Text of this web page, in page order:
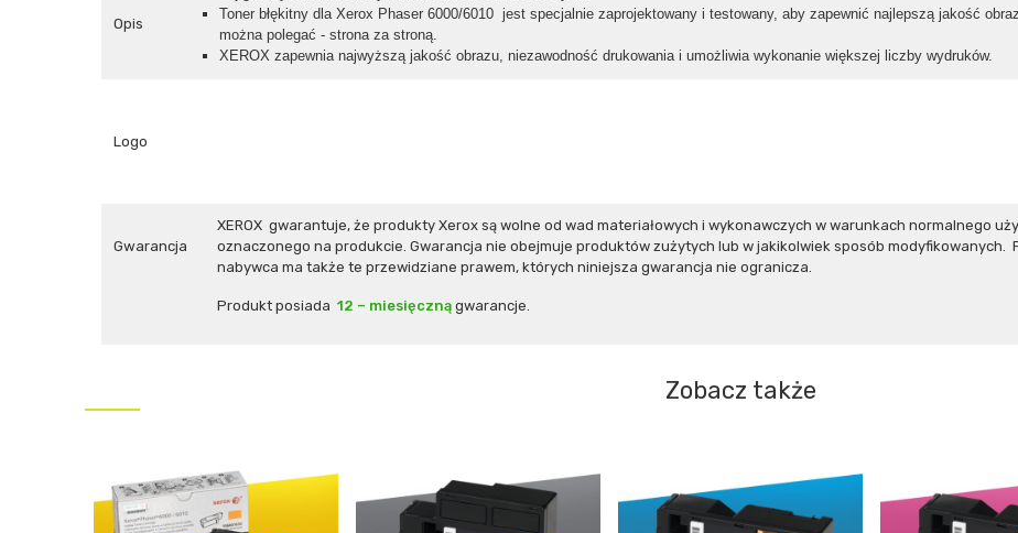
Opis
Toner błękitny dla Xerox Phaser 6000/6010 jest specjalnie zaprojektowany i testowany, aby zapewnić najlepszą jakość
można polegać - strona za stroną.
XEROX zapewnia najwyższą jakość obrazu, niezawodność drukowania i umożliwia wykonanie większej liczby wydruków.
Logo
Gwarancja
XEROX gwarantuje, że produkty Xerox są wolne od wad materiałowych i wykonawczych w warunkach normalnego
oznaczonego na produkcie. Gwarancja nie obejmuje produktów zużytych lub w jakikolwiek sposób modyfikowanych.
nabywca ma także te przewidziane prawem, których niniejsza gwarancja nie ogranicza.
Produkt posiada 12 – miesięczną gwarancje.
Zobacz także